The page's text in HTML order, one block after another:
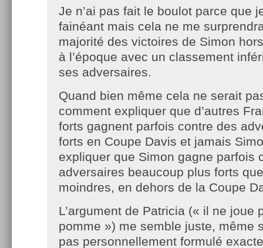
Je n’ai pas fait le boulot parce que
fainéant mais cela ne me
majorité des victoires de Simon
à l’époque avec un classement
ses adversaires.
Quand bien même cela ne serait
comment expliquer que d’autres
forts gagnent parfois contre des
forts en Coupe Davis et jamais
expliquer que Simon gagne parfois
adversaires beaucoup plus forts
moindres, en dehors de la Coupe
L’argument de Patricia (« il ne joue
pomme ») me semble juste, même
pas personnellement formulé